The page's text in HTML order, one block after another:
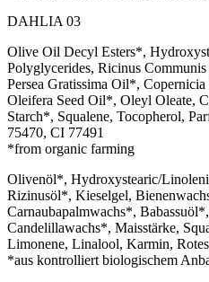
DAHLIA 03
Olive Oil Decyl Esters*,
Polyglycerides, Ricinus
Persea Gratissima Oil*,
Oleifera Seed Oil*, Oleyl Oleate,
Starch*, Squalene, Tocopherol,
75470, CI 77491
*from organic farming
Olivenöl*, Hydroxystearic/
Rizinusöl*, Kieselgel,
Carnaubapalmwachs*,
Candelillawachs*, Maisstärke,
Limonene, Linalool, Karmin,
*aus kontrolliert biologischem